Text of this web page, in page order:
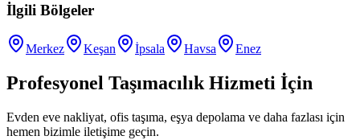
İlgili Bölgeler
Merkez Keşan İpsala Havsa Enez
Profesyonel Taşımacılık Hizmeti İçin
Evden eve nakliyat, ofis taşıma, eşya depolama ve daha fazlası için
hemen bizimle iletişime geçin.